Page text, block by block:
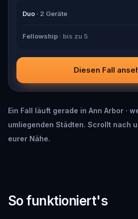
Duo · 2 Geräte
Fellowship · bis zu 5
Diesen Fall
Ein Fall läuft gerade in Ann Arbor ·
umliegenden Städten. Scrollt nach
eurer Nähe.
So funktioniert's